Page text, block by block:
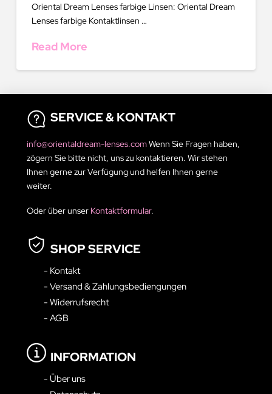
Oriental Dream Lenses farbige Linsen: Oriental Dream
Lenses farbige Kontaktlinsen …
Read More
SERVICE & KONTAKT
info@orientaldream-lenses.comWenn Sie Fragen haben,
zögern Sie bitte nicht, uns zu kontaktieren. Wir stehen
Ihnen gerne zur Verfügung und helfen Ihnen gerne
weiter.
Oder über unser Kontaktformular.
SHOP SERVICE
- Kontakt
- Versand & Zahlungsbediengungen
- Widerrufsrecht
- AGB
INFORMATION
- Über uns